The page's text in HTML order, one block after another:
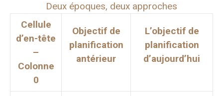
Deux époques, deux approches
Cellule
d’en-tête
–
Colonne
0
Objectif de
planification
antérieur
L’objectif de
planification
d’aujourd’hui